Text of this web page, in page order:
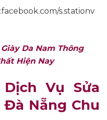
s.stationv
Da Nam Thông
Hiện Nay
Vụ Sửa
Đà Nẵng Chu